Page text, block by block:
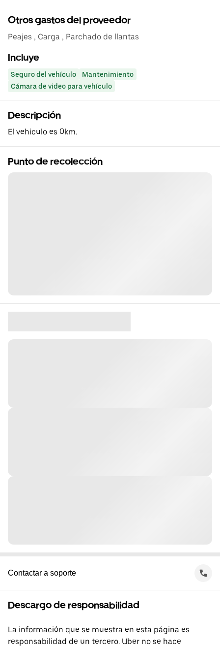
Otros gastos del proveedor
Peajes , Carga , Parchado de llantas
Incluye
Seguro del vehículo
Mantenimiento
Cámara de video para vehículo
Descripción
El vehiculo es 0km.
Punto de recolección
Contactar a soporte
Descargo de responsabilidad
La información que se muestra en esta página es
responsabilidad de un tercero. Uber no se hace